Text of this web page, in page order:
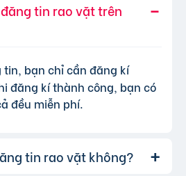
tin rao vặt trên
tin, bạn chỉ cần đăng kí
đăng kí thành công, bạn có
đều miễn phí.
tin rao vặt không?